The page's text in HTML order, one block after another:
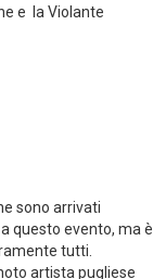
e la Violante
sono arrivati
questo evento, ma è
tutti.
artista pugliese